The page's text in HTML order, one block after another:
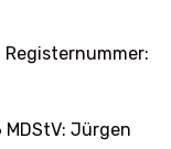
Jürgen